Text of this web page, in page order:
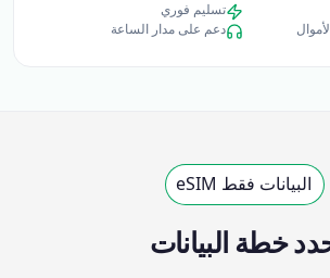
تسليم فوري
دعم على مدار الساعة
البيانات فقط eSIM
خطة البيانات